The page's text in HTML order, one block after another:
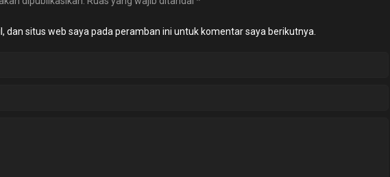
dan situs web saya pada peramban ini untuk komentar saya berikutnya.